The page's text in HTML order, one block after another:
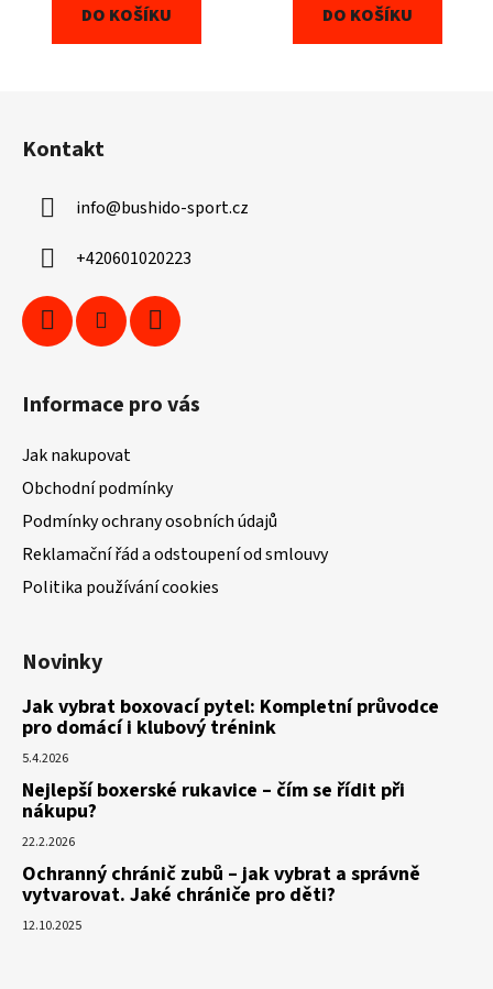
DO KOŠÍKU DO KOŠÍKU
Kontakt
info@bushido-sport.cz
+420601020223
Informace pro vás
Jak nakupovat
Obchodní podmínky
Podmínky ochrany osobních údajů
Reklamační řád a odstoupení od smlouvy
Politika používání cookies
Novinky
Jak vybrat boxovací pytel: Kompletní průvodce
pro domácí i klubový trénink
5.4.2026
Nejlepší boxerské rukavice – čím se řídit při
nákupu?
22.2.2026
Ochranný chránič zubů – jak vybrat a správně
vytvarovat. Jaké chrániče pro děti?
12.10.2025